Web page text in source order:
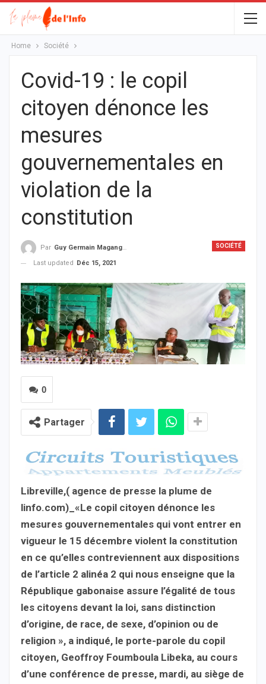
Home Société
Covid-19 : le copil
citoyen dénonce les
mesures
gouvernementales en
violation de la
constitution
SOCIÉTÉ
Par Guy Germain Maganga Nziengui
Last updated
Déc 15, 2021
0
Partager
Libreville,( agence de presse la plume de
linfo.com)_«Le copil citoyen dénonce les
mesures gouvernementales qui vont entrer en
vigueur le 15 décembre violent la constitution
en ce qu’elles contreviennent aux dispositions
de l’article 2 alinéa 2 qui nous enseigne que la
République gabonaise assure l’égalité de tous
les citoyens devant la loi, sans distinction
d’origine, de race, de sexe, d’opinion ou de
religion », a indiqué, le porte-parole du copil
citoyen, Geoffroy Foumboula Libeka, au cours
d’une conférence de presse, mardi, au siège de